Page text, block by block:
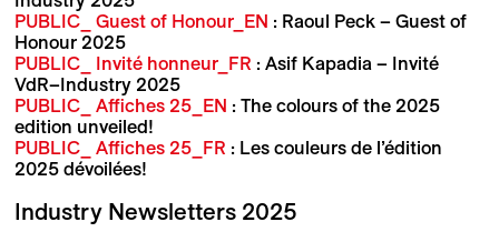
PUBLIC_ Guest of Honour_EN : Raoul Peck – Guest of
Honour 2025
PUBLIC_ Invité honneur_FR : Asif Kapadia – Invité
VdR–Industry 2025
PUBLIC_ Affiches 25_EN : The colours of the 2025
edition unveiled!
PUBLIC_ Affiches 25_FR : Les couleurs de l’édition
2025 dévoilées!
Industry Newsletters 2025